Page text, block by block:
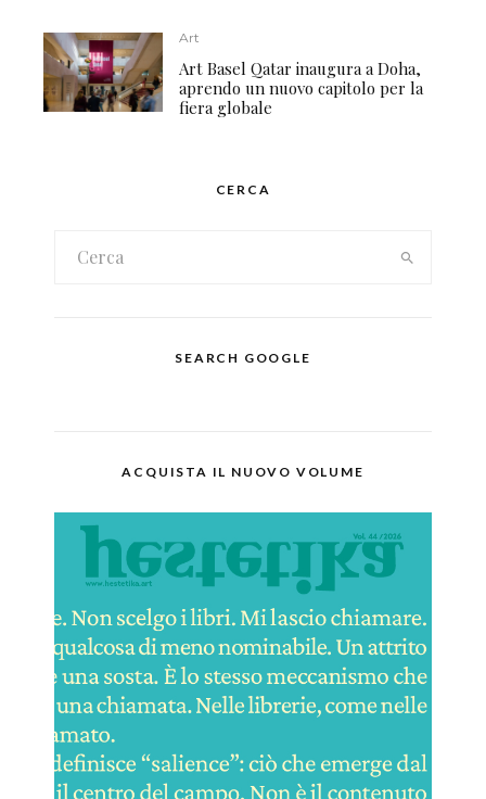
Art
Art Basel Qatar inaugura a Doha,
aprendo un nuovo capitolo per la
fiera globale
CERCA
SEARCH GOOGLE
ACQUISTA IL NUOVO VOLUME